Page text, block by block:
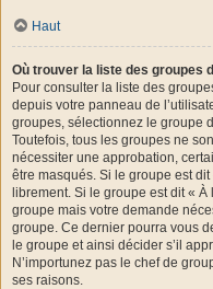
Haut
Où trouver la liste des groupes
Pour consulter la liste des
depuis votre panneau de
groupes, sélectionnez le groupe
Toutefois, tous les groupes ne
nécessiter une approbation,
être masqués. Si le groupe est
librement. Si le groupe est dit «
groupe mais votre demande
groupe. Ce dernier pourra vous
le groupe et ainsi décider s’il
N’importunez pas le chef de
ses raisons.